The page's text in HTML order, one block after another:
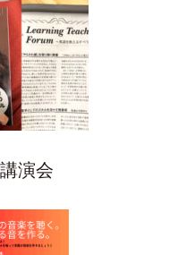
演会